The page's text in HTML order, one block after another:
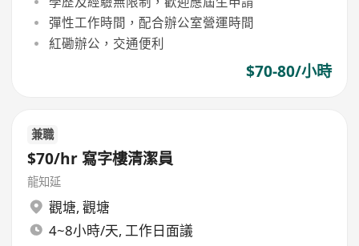
彈性工作時間，配合辦公室營運時間
紅磡辦公，交通便利
$70-80/小時
兼職
$70/hr 寫字樓清潔員
龍知延
觀塘, 觀塘
4~8小時/天, 工作日面議